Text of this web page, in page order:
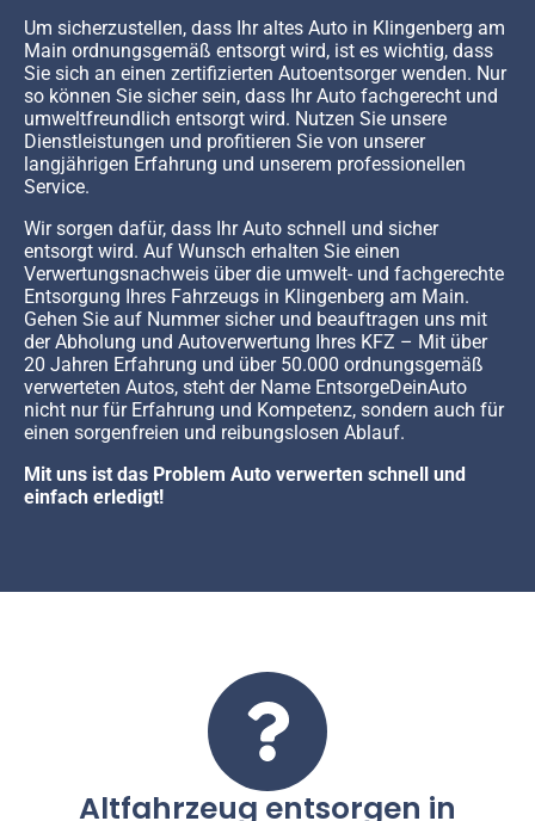
Um sicherzustellen, dass Ihr altes Auto in Klingenberg am
Main ordnungsgemäß entsorgt wird, ist es wichtig, dass
Sie sich an einen zertifizierten Autoentsorger wenden. Nur
so können Sie sicher sein, dass Ihr Auto fachgerecht und
umweltfreundlich entsorgt wird. Nutzen Sie unsere
Dienstleistungen und profitieren Sie von unserer
langjährigen Erfahrung und unserem professionellen
Service.
Wir sorgen dafür, dass Ihr Auto schnell und sicher
entsorgt wird. Auf Wunsch erhalten Sie einen
Verwertungsnachweis über die umwelt- und fachgerechte
Entsorgung Ihres Fahrzeugs in Klingenberg am Main.
Gehen Sie auf Nummer sicher und beauftragen uns mit
der Abholung und Autoverwertung Ihres KFZ – Mit über
20 Jahren Erfahrung und über 50.000 ordnungsgemäß
verwerteten Autos, steht der Name EntsorgeDeinAuto
nicht nur für Erfahrung und Kompetenz, sondern auch für
einen sorgenfreien und reibungslosen Ablauf.
Mit uns ist das Problem Auto verwerten schnell und
einfach erledigt!
Altfahrzeug entsorgen in